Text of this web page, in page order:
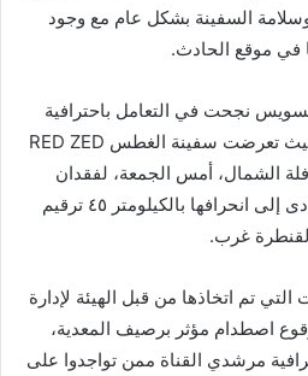
السفينة بشكل عام مع وجود
في موقع الحادث.
نجحت في التعامل باحترافية
شديدة مع الموقف الطارئ حيث تعرضت سفينة الغطس RED ZED
الشمال، أمس الجمعة، لفقدان
مفاجئ في منظومة التوجيه أدى إلى انحرافها بالكيلومتر ٤٥ ترقيم
غرب.
التي تم اتخاذها من قبل الهيئة لإدارة
اصطدام مؤثر برصيف المعدية،
مرشدي القناة ممن تواجدوا على